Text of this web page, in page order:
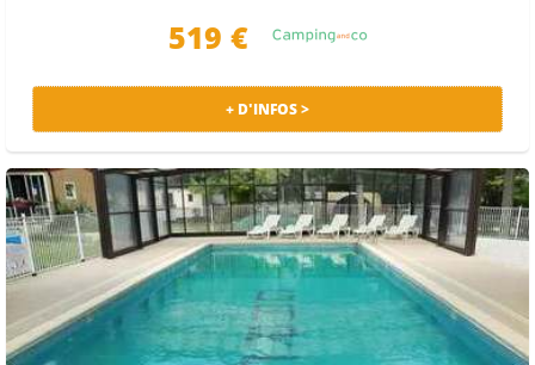
piscine, 483 hébergements avec un espace aquatique
recherché est le Camping l'Europe.
QUE FAIRE À VIC LA GARDIOLE ?
Côté supermarchés vous pouvez aller à l'Utile. Pour
sortir vous pouvez aller à La Réserve.
PRIX MOYENS ET PROMOS CAMPINGS À VIC LA
GARDIOLE
Le camping le moins cher sur Vic la gardiole sur la
saison s'élève à 151€ par séjour à la date du 12 Juin. A
Vic la gardiole, bénéficiez du code promo LVE18LC
519 €
+ D'INFOS >